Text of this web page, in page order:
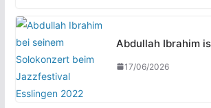
Abdullah Ibrahim
17/06/2026